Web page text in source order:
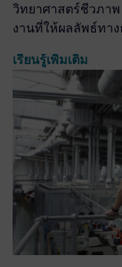
วิทยาศาสตร์ชีวภา
งานที่ให้ผลลัพธ์ทา
เรียนรู้เพิ่มเติม